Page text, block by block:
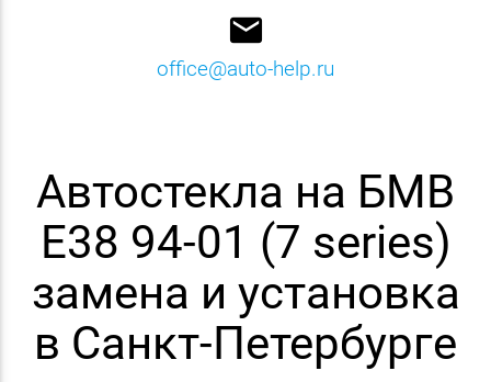
email
office@auto-help.ru
Автостекла на БМВ
E38 94-01 (7 series)
замена и установка
в Санкт-Петербурге